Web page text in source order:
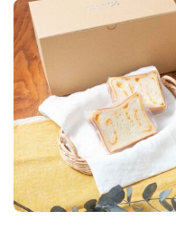
home
about
MEDIA & NEWS
shop
オンラインショップ